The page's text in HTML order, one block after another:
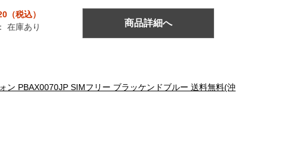
（税込）
在庫あり 商品詳細へ
ン PBAX0070JP SIMフリー ブラッケンドブルー 送料無料(沖